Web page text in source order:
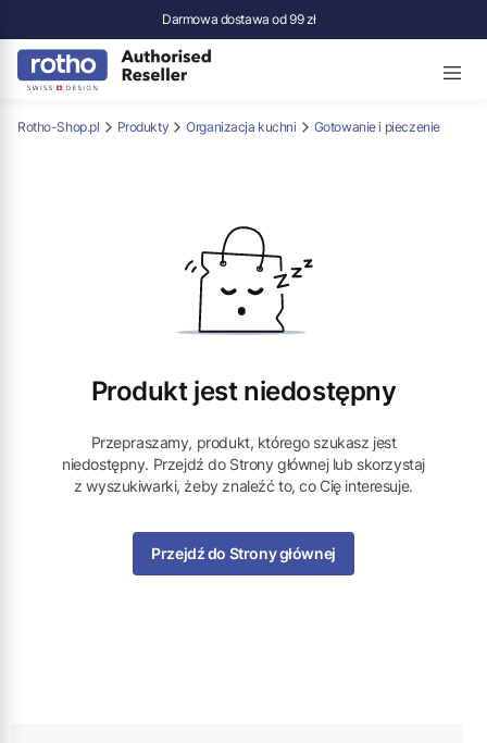
Darmowa dostawa od 99 zł
Rotho-Shop.pl Produkty Organizacja kuchni Gotowanie i pieczenie
Produkt jest niedostępny
Przepraszamy, produkt, którego szukasz jest
niedostępny. Przejdź do Strony głównej lub skorzystaj
z wyszukiwarki, żeby znaleźć to, co Cię interesuje.
Przejdź do Strony głównej